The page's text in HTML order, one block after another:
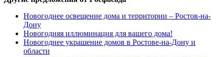
Новогоднее освещение дома и территории – Ростов-на-
Дону
Новогодняя иллюминация для вашего дома!
Новогоднее украшение домов в Ростове-на-Дону и
области